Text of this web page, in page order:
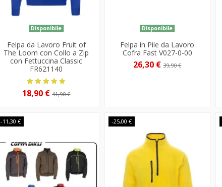
Disponibile
Felpa da Lavoro Fruit of
The Loom con Collo a Zip
con Fettuccina Classic
FR621140
18,90 €41,90 €
Disponibile
Felpa in Pile da Lavoro
Cofra Fast V027-0-00
26,30 €39,90 €
-11,30 € -25,00 €